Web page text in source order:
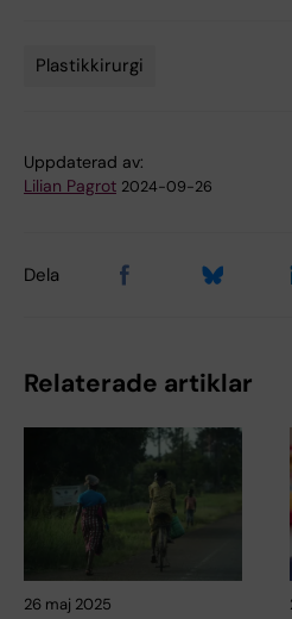
Plastikkirurgi
Uppdaterad av:
Lilian Pagrot 2024-09-26
Dela
Relaterade artiklar
26 maj 2025